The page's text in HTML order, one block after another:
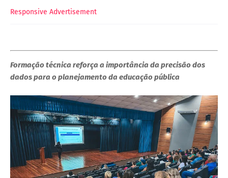
Responsive Advertisement
Formação técnica reforça a importância da precisão dos
dados para o planejamento da educação pública